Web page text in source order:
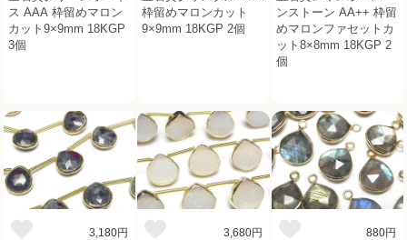
ス AAA 枠留めマロン
カット9×9mm 18KGP
3個
枠留めマロンカット
9×9mm 18KGP 2個
ンストーン AA++ 枠留
めマロンファセットカ
ット8×8mm 18KGP 2
個
3,180円 3,680円 880円